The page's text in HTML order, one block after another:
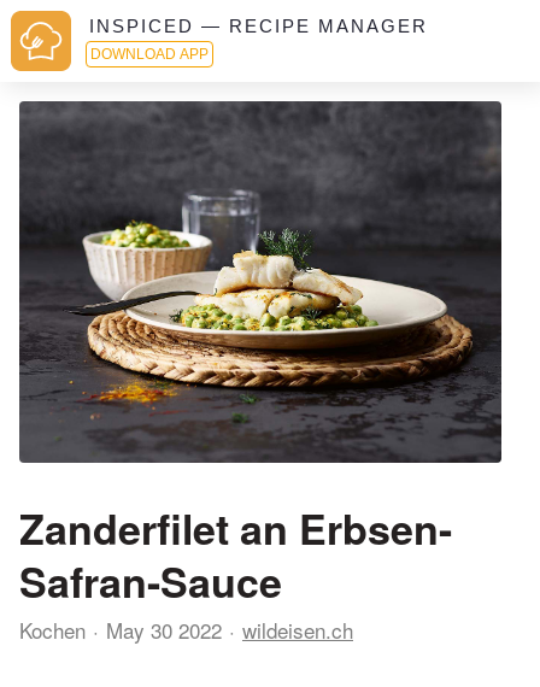
INSPICED — RECIPE MANAGER
DOWNLOAD APP
Zanderfilet an Erbsen-
Safran-Sauce
Kochen May 30 2022 wildeisen.ch